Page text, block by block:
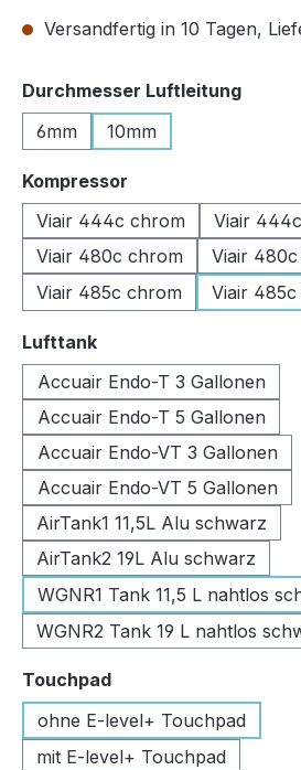
Versandfertig in 10 Tagen,
Durchmesser Luftleitung
6mm
10mm
Kompressor
Viair 444c chrom
Viair
Viair 480c chrom
Viair
Viair 485c chrom
Viair
Lufttankauswählen
Accuair Endo-T 3 Gallonen
Accuair Endo-T 5 Gallonen
Accuair Endo-VT 3 Gallonen
Accuair Endo-VT 5 Gallonen
AirTank1 11,5L Alu schwarz
AirTank2 19L Alu schwarz
WGNR1 Tank 11,5 L nahtlos
WGNR2 Tank 19 L nahtlos
Touchpadauswählen
ohne E-level+ Touchpad
mit E-level+ Touchpad